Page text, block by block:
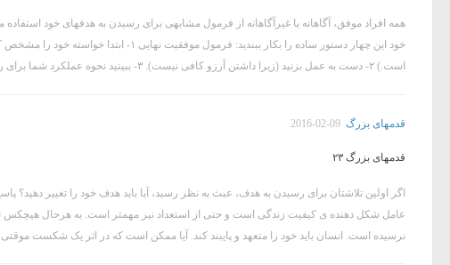
همه افراد موفق، آگاهانه یا غیرآگاهانه از فرمول مشابهی برای رسیدن به هدفهای خود
خود این چهار دستور ساده را بکار ببندید: فرمول
است.) ۲- دست به عمل بزنید (زیرا داشتن آرزو کافی نیست). ۳- ببینید نحوه عملکرد شما برای رسیدن به هدف، مفید...
قدمهای بزرگ 2016-02-09
قدمهای بزرگ ۲۳
اگر اولین تلاشتان برای رسیدن به هدف، عبث به نظر رسید، آیا باید هدف خود را تغییر دهید؟
عامل شکل دهنده ی کیفیت زندگی است و حتی از استعداد نیز مهمتر است. به هرحال هیچکس
نرسیده است. انسان باید خود را متعهد و پایبند کند. آیا ممکن است که در اثر یک شکست